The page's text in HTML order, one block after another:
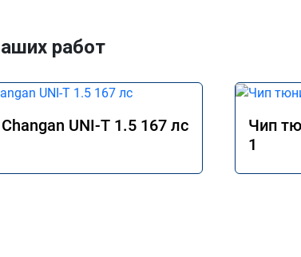
работ
UNI-T 1.5 167 лс
Чип
1